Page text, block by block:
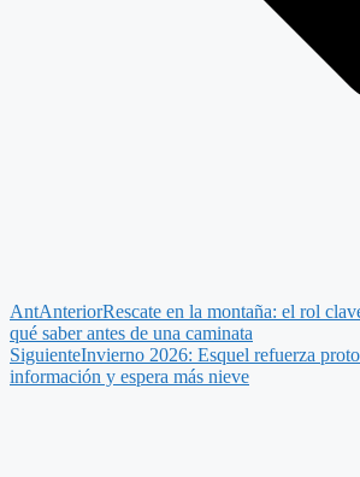
AntAnteriorRescate en la montaña: el rol
qué saber antes de una caminata
SiguienteInvierno 2026: Esquel refuerza
información y espera más nieve